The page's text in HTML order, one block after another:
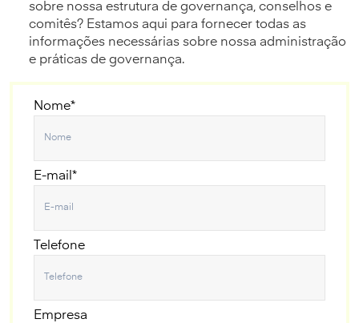
sobre nossa estrutura de governança, conselhos e
comitês? Estamos aqui para fornecer todas as
informações necessárias sobre nossa administração
e práticas de governança.
Nome*
E-mail*
Telefone
Empresa